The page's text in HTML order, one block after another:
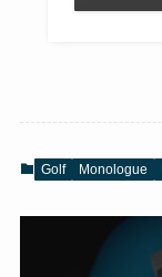
Golf Monologue